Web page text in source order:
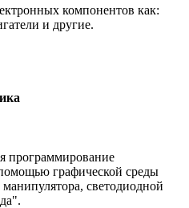
компонентов как:
и другие.
программирование
графической среды
светодиодной